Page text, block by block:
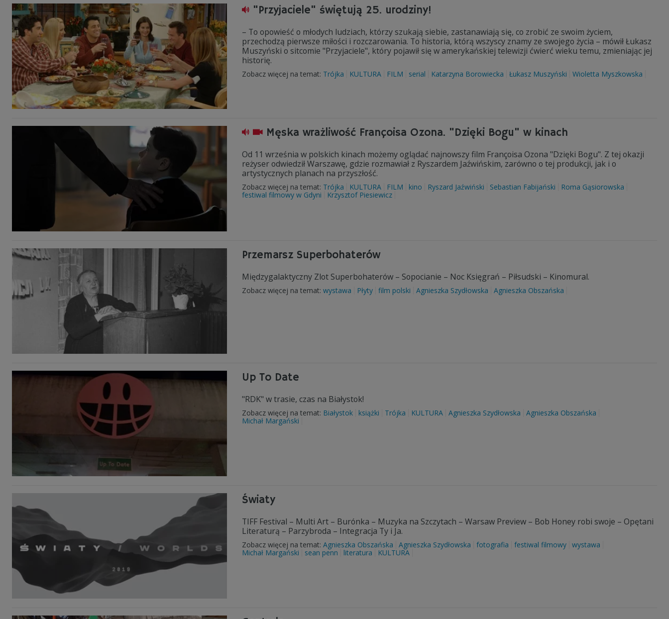
"Przyjaciele" świętują 25. urodziny!
– To opowieść o młodych ludziach, którzy szukają siebie, zastanawiają się, co zrobić ze swoim życiem,
przechodzą pierwsze miłości i rozczarowania. To historia, którą wszyscy znamy ze swojego życia – mówił Łukasz
Muszyński o sitcomie "Przyjaciele", który pojawił się w amerykańskiej telewizji ćwierć wieku temu, zmieniając jej
historię.
Zobacz więcej na temat: Trójka KULTURA FILM serial Katarzyna Borowiecka Łukasz Muszyński Wioletta Myszkowska
Męska wrażliwość Françoisa Ozona. "Dzięki Bogu" w kinach
Od 11 września w polskich kinach możemy oglądać najnowszy film Françoisa Ozona "Dzięki Bogu". Z tej okazji
reżyser odwiedził Warszawę, gdzie rozmawiał z Ryszardem Jaźwińskim, zarówno o tej produkcji, jak i o
artystycznych planach na przyszłość.
Zobacz więcej na temat: Trójka KULTURA FILM kino Ryszard Jaźwiński Sebastian Fabijański
Roma Gąsiorowska
festiwal filmowy w Gdyni
Krzysztof Piesiewicz
Przemarsz Superbohaterów
Międzygalaktyczny Zlot Superbohaterów – Sopocianie – Noc Księgrań – Piłsudski – Kinomural.
Zobacz więcej na temat: wystawa Płyty film polski Agnieszka Szydłowska Agnieszka Obszańska
Up To Date
"RDK" w trasie, czas na Białystok!
Zobacz więcej na temat: Białystok książki Trójka KULTURA Agnieszka Szydłowska
Agnieszka Obszańska
Michał Margański
Światy
TIFF Festival – Multi Art – Burónka – Muzyka na Szczytach – Warsaw Preview – Bob Honey robi swoje – Opętani
Literaturą – Parzybroda – Integracja Ty i Ja.
Zobacz więcej na temat: Agnieszka Obszańska Agnieszka Szydłowska fotografia festiwal filmowy wystawa
Michał Margański
sean penn literatura KULTURA